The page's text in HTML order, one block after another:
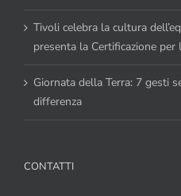
Tivoli celebra la cultura
presenta la Certificazione per
Giornata della Terra: 7 gesti
differenza
CONTATTI